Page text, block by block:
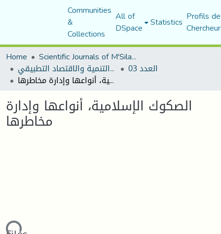
Communities
&
Collections
All of
DSpace Statistics Profils
Home
Scientific Journals of M'Sila University
مجلة التنمية والاقتصاد التطبيقي العدد 03
الصكوك الإسلامية، أنواعها وإدارة مخاطرها
الصكوك الإسلامية، أنواعها وإدارة
مخاطرها